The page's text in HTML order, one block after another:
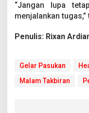
“Jangan lupa
menjalankan
Penulis: Rixan
Gelar Pasukan
Malam Takbiran